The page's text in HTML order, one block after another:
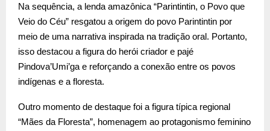
Na sequência, a lenda amazônica “Parintintin, o Povo que
Veio do Céu” resgatou a origem do povo Parintintin por
meio de uma narrativa inspirada na tradição oral. Portanto,
isso destacou a figura do herói criador e pajé
Pindova’Umi’ga e reforçando a conexão entre os povos
indígenas e a floresta.
Outro momento de destaque foi a figura típica regional
“Mães da Floresta”, homenagem ao protagonismo feminino